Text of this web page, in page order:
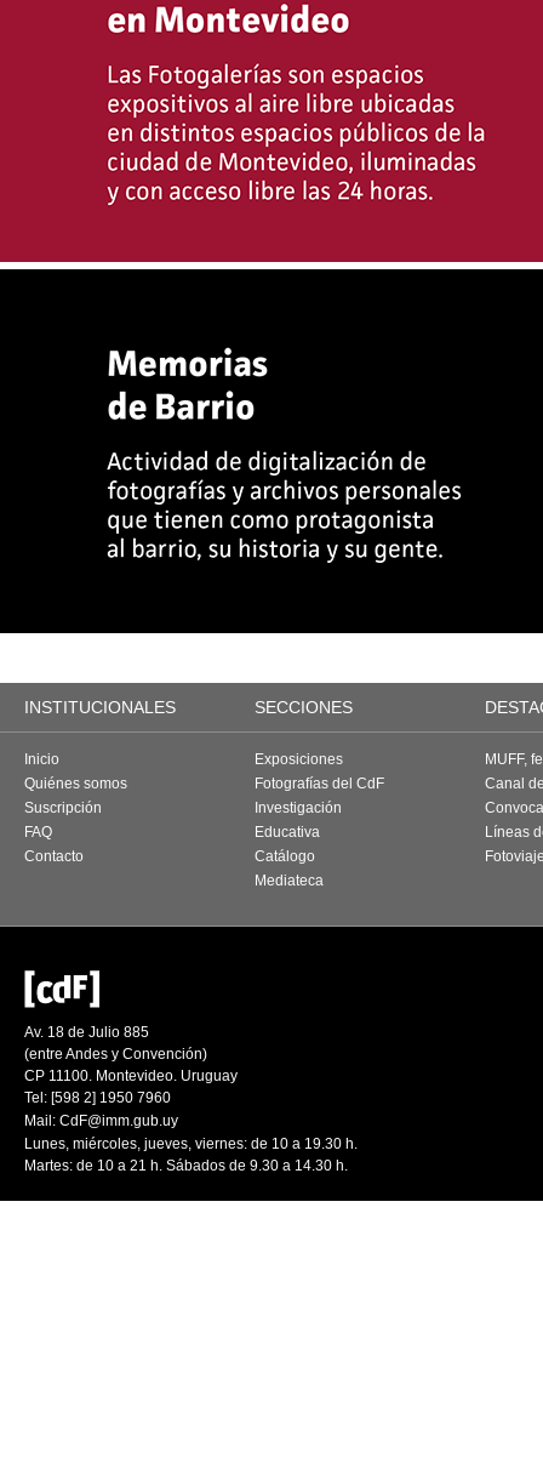
INSTITUCIONALES SECCIONES
Inicio
Quiénes somos
Suscripción
FAQ
Contacto
Exposiciones
Fotografías del CdF
Investigación
Educativa
Catálogo
Mediateca
MUFF,
Canal
Líneas
Av. 18 de Julio 885
(entre Andes y Convención)
CP 11100. Montevideo. Uruguay
Tel: [598 2] 1950 7960
Mail: CdF@imm.gub.uy
Lunes, miércoles, jueves, viernes: de 10 a 19.30 h.
Martes: de 10 a 21 h. Sábados de 9.30 a 14.30 h.